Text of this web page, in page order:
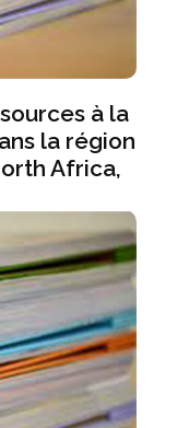
à la
la région
Africa,